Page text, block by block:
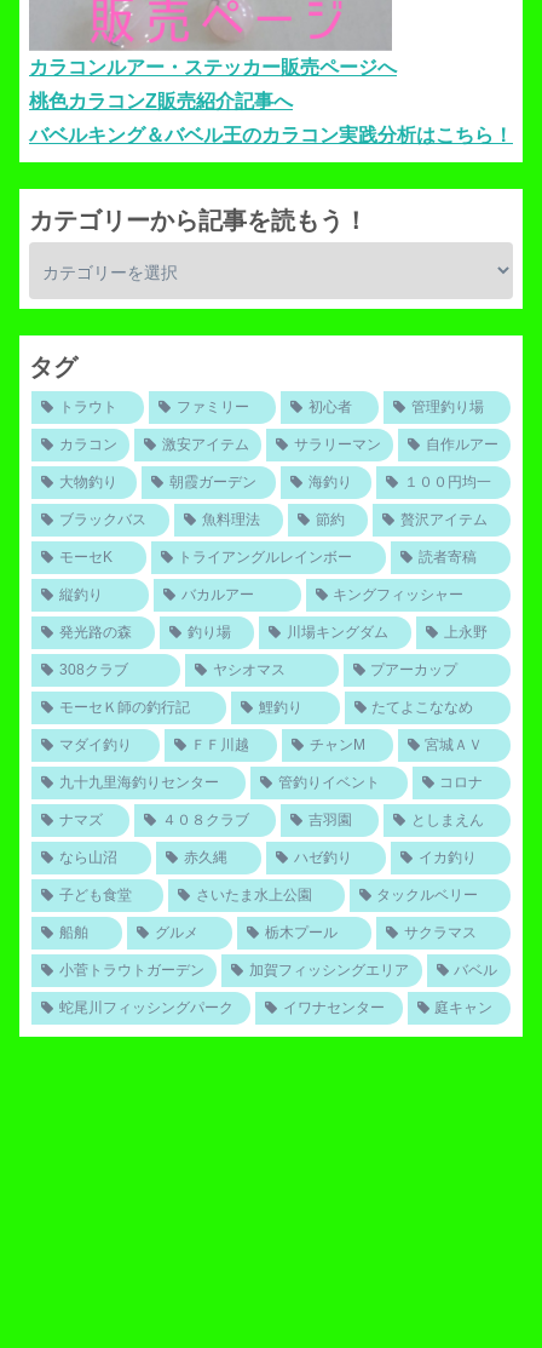
カラコンルアー・ステッカー販売ページへ
桃色カラコンZ販売紹介記事へ
バベルキング＆バベル王のカラコン実践分析はこちら！
カテゴリーから記事を読もう！
タグ
トラウト ファミリー 初心者 管理釣り場
カラコン 激安アイテム サラリーマン 自作ルアー
大物釣り 朝霞ガーデン 海釣り １００円均一
ブラックバス 魚料理法 節約 贅沢アイテム
モーセK トライアングルレインボー 読者寄稿
縦釣り バカルアー キングフィッシャー
発光路の森 釣り場 川場キングダム 上永野
308クラブ ヤシオマス プアーカップ
モーセＫ師の釣行記 鯉釣り たてよこななめ
マダイ釣り ＦＦ川越 チャンM 宮城ＡＶ
九十九里海釣りセンター 管釣りイベント コロナ
ナマズ ４０８クラブ 吉羽園 としまえん
なら山沼 赤久縄 ハゼ釣り イカ釣り
子ども食堂 さいたま水上公園 タックルベリー
船舶 グルメ 栃木プール サクラマス
小菅トラウトガーデン 加賀フィッシングエリア バベル
蛇尾川フィッシングパーク イワナセンター 庭キャン